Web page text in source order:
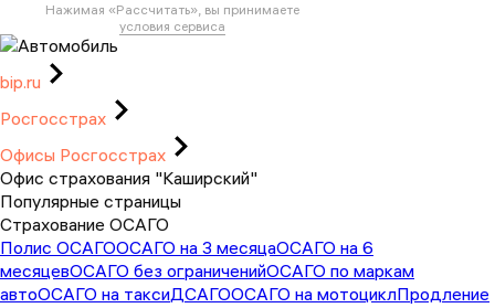
Нажимая «Рассчитать», вы принимаете
условия сервиса
bip.ru
Росгосстрах
Офисы Росгосстрах
Офис страхования "Каширский"
Популярные страницы
Страхование ОСАГО
Полис ОСАГООСАГО на 3 месяцаОСАГО на 6
месяцевОСАГО без ограниченийОСАГО по маркам
автоОСАГО на таксиДСАГООСАГО на мотоциклПродление